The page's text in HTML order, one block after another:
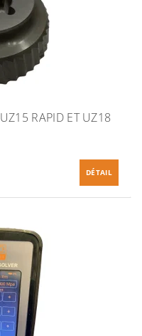
RAPID ET UZ18
DÉTAIL